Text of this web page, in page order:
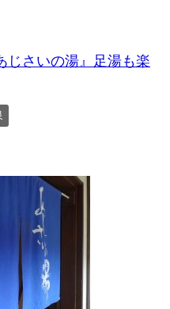
じさいの湯』足湯も楽